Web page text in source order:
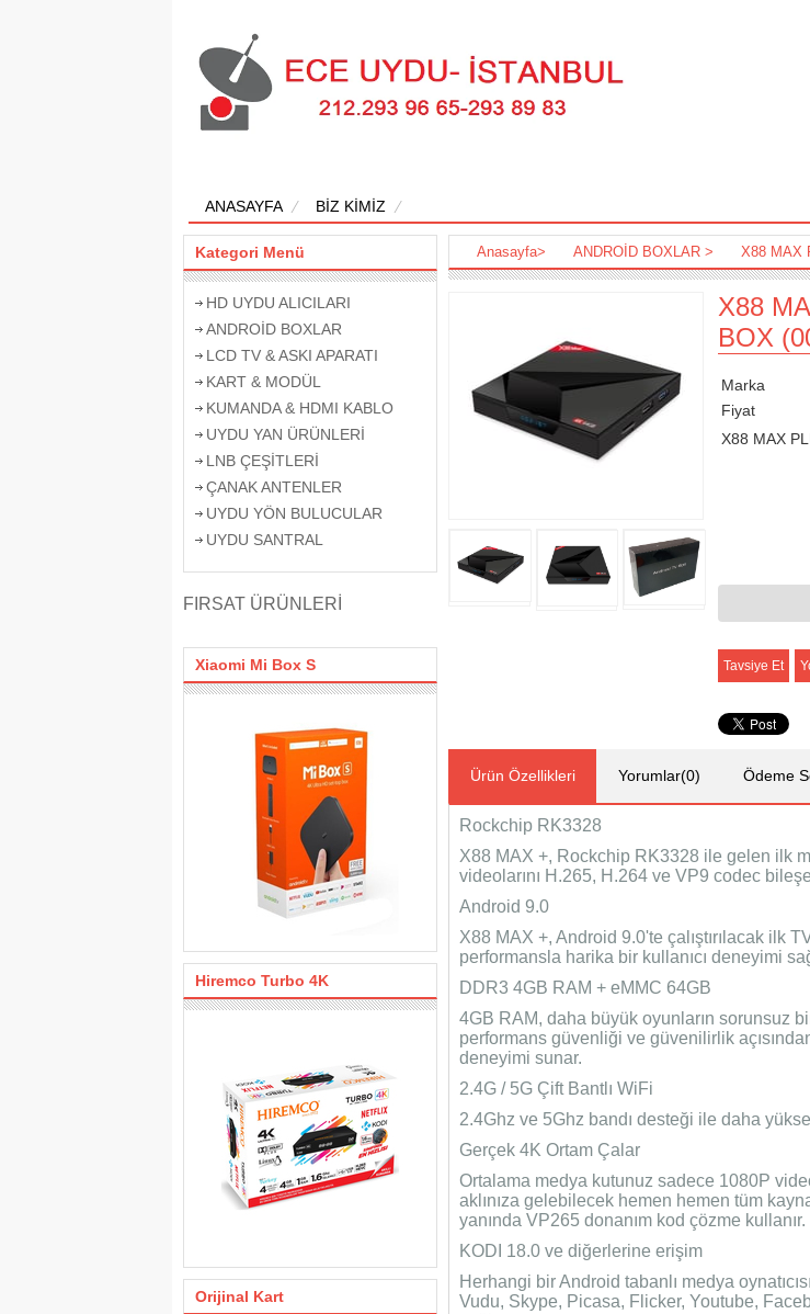
ANASAYFA BİZ KİMİZ
Kategori Menü
HD UYDU ALICILARI
ANDROİD BOXLAR
LCD TV & ASKI APARATI
KART & MODÜL
KUMANDA & HDMI KABLO
UYDU YAN ÜRÜNLERİ
LNB ÇEŞİTLERİ
ÇANAK ANTENLER
UYDU YÖN BULUCULAR
UYDU SANTRAL
FIRSAT ÜRÜNLERİ
Xiaomi Mi Box S
Hiremco Turbo 4K
Orijinal Kart
Anasayfa> ANDROİD BOXLAR > X88 MAX
X88
BOX
Marka
Fiyat
X88 MAX
Tavsiye Et
Ürün Özellikleri Yorumlar(0) Ödeme
Rockchip RK3328
X88 MAX +, Rockchip RK3328 ile gelen ilk
videolarını H.265, H.264 ve VP9 codec
Android 9.0
X88 MAX +, Android 9.0'te çalıştırılacak ilk
performansla harika bir kullanıcı deneyimi
DDR3 4GB RAM + eMMC 64GB
4GB RAM, daha büyük oyunların sorunsuz
performans güvenliği ve güvenilirlik
deneyimi sunar.
2.4G / 5G Çift Bantlı WiFi
2.4Ghz ve 5Ghz bandı desteği ile daha
Gerçek 4K Ortam Çalar
Ortalama medya kutunuz sadece 1080P
aklınıza gelebilecek hemen hemen tüm
yanında VP265 donanım kod çözme kullanır.
KODI 18.0 ve diğerlerine erişim
Herhangi bir Android tabanlı medya
Vudu, Skype, Picasa, Flicker, Youtube,